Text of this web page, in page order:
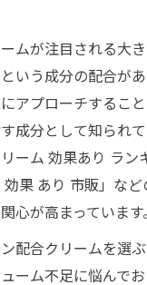
ムが注目される大
いう成分の配合が
アプローチするこ
成分として知られ
リーム 効果あり ラ
効果 あり 市販」な
心が高まっています。
配合クリームを選
ーム不足に悩んで